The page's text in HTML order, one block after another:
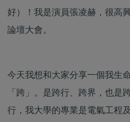
好）！我是演員張凌赫，很高
論壇大會。
今天我想和大家分享一個我
「跨」。是跨行、跨界，也是
行，我大學的專業是電氣工程